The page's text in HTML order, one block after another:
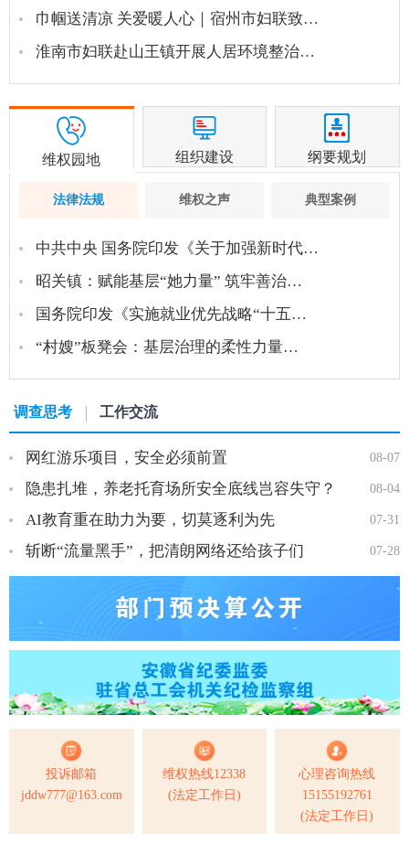
巾帼送清凉 关爱暖人心｜宿州市妇联致…
淮南市妇联赴山王镇开展人居环境整治…
维权园地 组织建设 纲要规划
法律法规 维权之声 典型案例
中共中央 国务院印发《关于加强新时代…
昭关镇：赋能基层“她力量” 筑牢善治…
国务院印发《实施就业优先战略“十五…
“村嫂”板凳会：基层治理的柔性力量…
调查思考 工作交流
08-07
网红游乐项目，安全必须前置
08-04
隐患扎堆，养老托育场所安全底线岂容失守？
07-31
AI教育重在助力为要，切莫逐利为先
07-28
斩断“流量黑手”，把清朗网络还给孩子们
投诉邮箱
jddw777@163.com
维权热线12338
(法定工作日)
心理咨询热线
15155192761
(法定工作日)